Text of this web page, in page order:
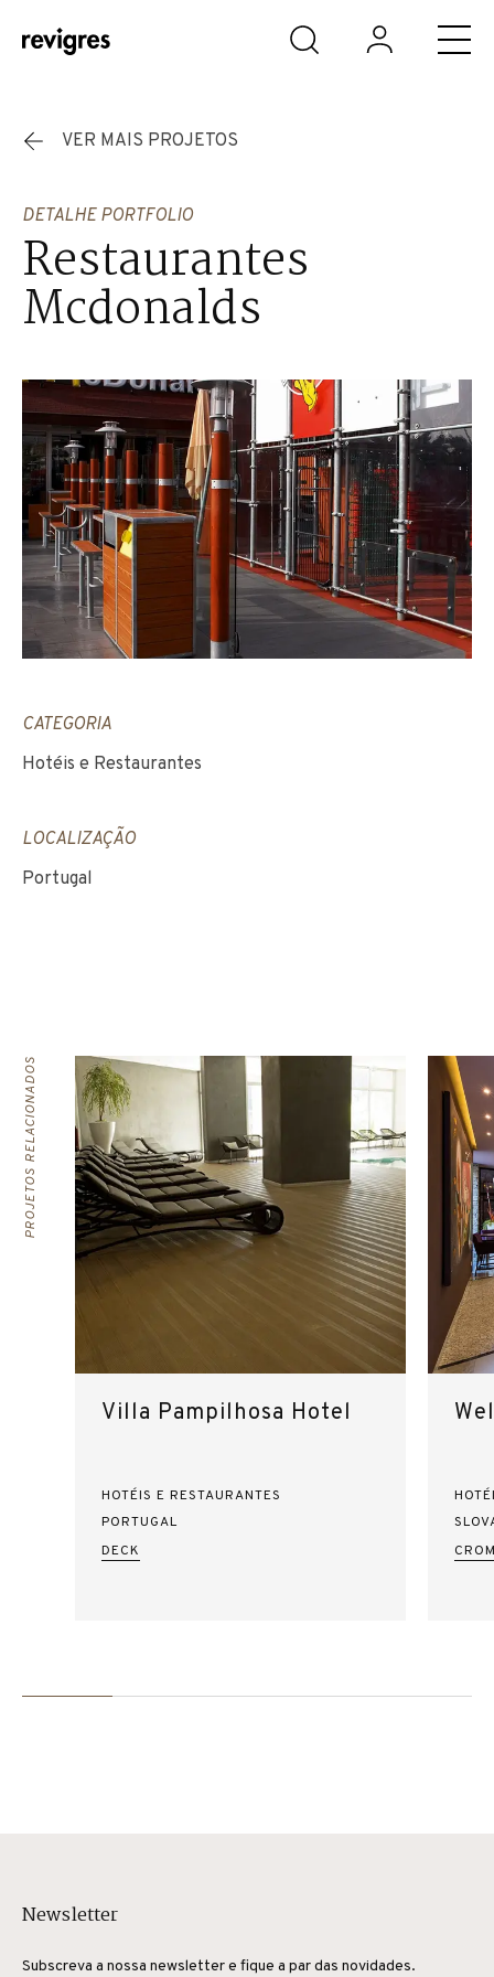
Saltar para o conteúdo principal
VER MAIS PROJETOS
DETALHE PORTFOLIO
Restaurantes
Mcdonalds
CATEGORIA
Hotéis e Restaurantes
LOCALIZAÇÃO
Portugal
PROJETOS RELACIONADOS
Villa Pampilhosa Hotel
HOTÉIS E RESTAURANTES
PORTUGAL
DECK
Newsletter
Subscreva a nossa newsletter e fique a par das novidades.